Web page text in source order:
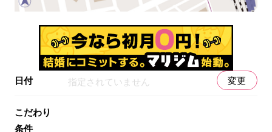
日付 指定されていません 変更
こだわり
条件